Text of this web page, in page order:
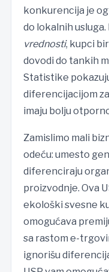
konkurencija je
do lokalnih usluga.
vrednosti, kupci
dovodi do tankih
Statistike
diferencijacijom
imaju bolju
Zamislimo mali
odeću: umesto
diferenciraju
proizvodnje. Ova
ekološki svesne
omogućava
sa rastom e-
ignorišu